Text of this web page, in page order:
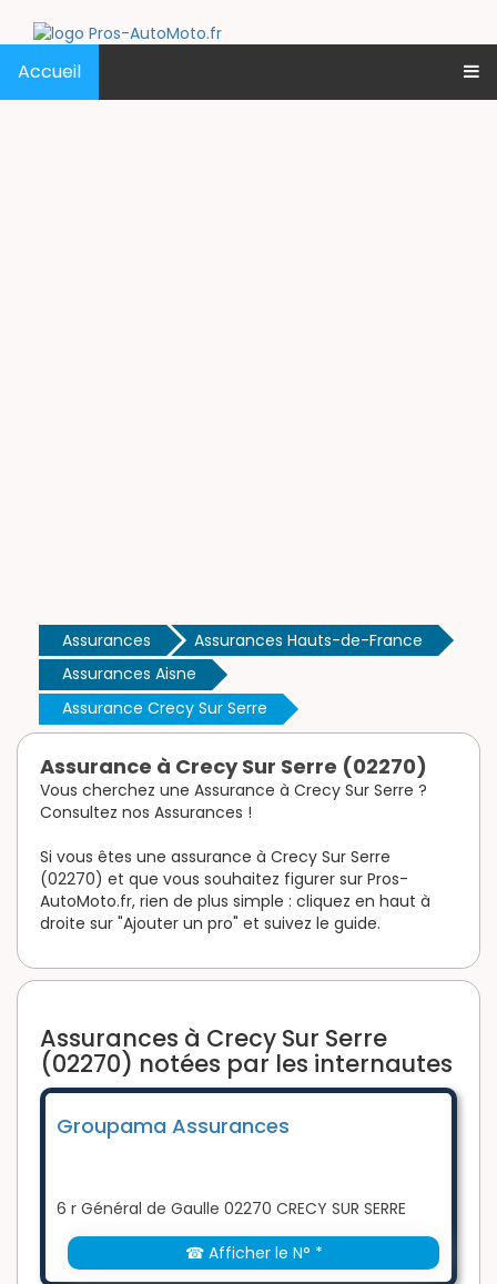
Accueil
Assurances
Assurances Hauts-de-France
Assurances Aisne
Assurance Crecy Sur Serre
Assurance à Crecy Sur Serre (02270)
Vous cherchez une Assurance à Crecy Sur Serre ?
Consultez nos Assurances !
Si vous êtes une assurance à Crecy Sur Serre
(02270) et que vous souhaitez figurer sur Pros-
AutoMoto.fr, rien de plus simple : cliquez en haut à
droite sur "Ajouter un pro" et suivez le guide.
Assurances à Crecy Sur Serre
(02270) notées par les internautes
Groupama Assurances
6 r Général de Gaulle 02270 CRECY SUR SERRE
☎ Afficher le N° *